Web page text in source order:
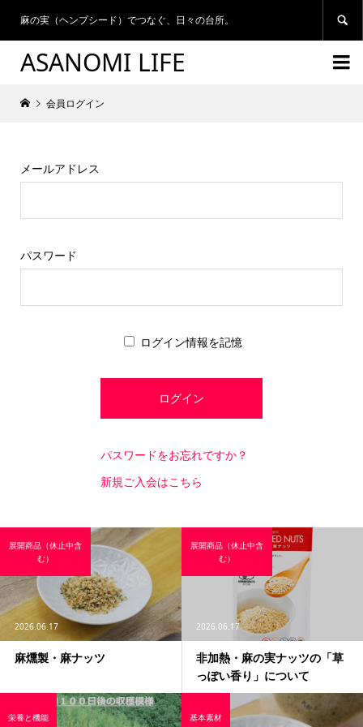
麻の実（ヘンプシード）でつなぐ、日々の台所。 
ASANOMI LIFE 
会員ログイン
メールアドレス
パスワード
ログイン情報を記憶
パスワードをお忘れですか？
新規ご入会はこちら
2026.06.17
麻燻製・麻ナッツ
展開商品（休止中含
む）
2026.06.17
非加熱・麻の実ナッツの「草
っぽい香り」について
展開商品（休止中含
む）
栄養と機能 基本素材